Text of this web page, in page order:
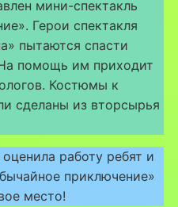
мини-спектакль
Герои спектакля
пытаются спасти
помощь им приходит
Костюмы к
сделаны из вторсырья
работу ребят и
приключение»
место!